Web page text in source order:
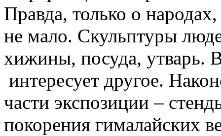
Правда, только о
не мало. Скульптуры
хижины, посуда, утварь.
интересует другое.
части экспозиции –
покорения гималайских